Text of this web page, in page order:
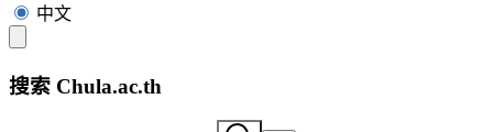
中文
搜索 Chula.ac.th